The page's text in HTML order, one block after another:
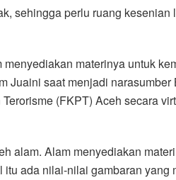
sehingga perlu ruang kesenian
materinya untuk
Juaini saat menjadi narasumber
(FKPT) Aceh secara
alam. Alam menyediakan
ada nilai-nilai gambaran yang